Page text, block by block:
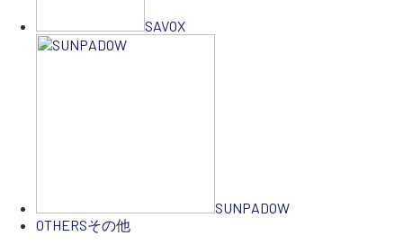
SAVOX
SUNPADOW
OTHERSその他